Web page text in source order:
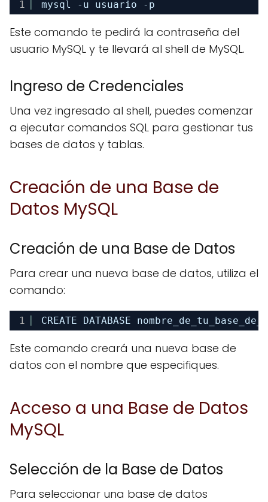
1 mysql -u usuario -p
Este comando te pedirá la contraseña del
usuario MySQL y te llevará al shell de MySQL.
Ingreso de Credenciales
Una vez ingresado al shell, puedes comenzar
a ejecutar comandos SQL para gestionar tus
bases de datos y tablas.
Creación de una Base de
Datos MySQL
Creación de una Base de Datos
Para crear una nueva base de datos, utiliza el
comando:
1 CREATE DATABASE
Este comando creará una nueva base de
datos con el nombre que especifiques.
Acceso a una Base de Datos
MySQL
Selección de la Base de Datos
Para seleccionar una base de datos